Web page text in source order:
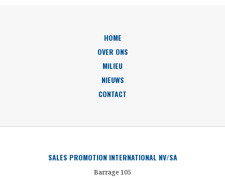
HOME
OVER ONS
MILIEU
NIEUWS
CONTACT
SALES PROMOTION INTERNATIONAL NV/SA
Barrage 105